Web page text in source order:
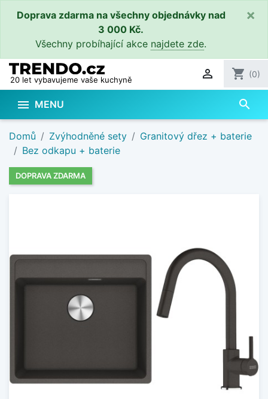
Doprava zdarma na všechny objednávky nad
3 000 Kč.
Všechny probíhající akce najdete zde.
×
20 let vybavujeme vaše kuchyně  shopping_cart (0)
 MENU search
Domů Zvýhodněné sety
Granitový dřez + baterie
Bez odkapu + baterie
DOPRAVA ZDARMA